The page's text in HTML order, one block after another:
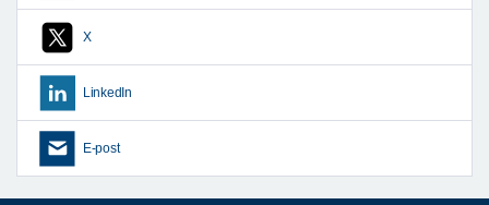
X
LinkedIn
E-post